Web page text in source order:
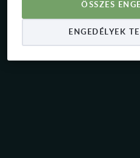
ÖSSZES
ENGEDÉLYEK
HU